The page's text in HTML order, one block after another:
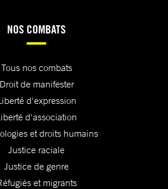
NOS COMBATS
Tous nos combats
Droit de manifester
d'expression
d'association
et droits humains
Justice raciale
Justice de genre
et migrants